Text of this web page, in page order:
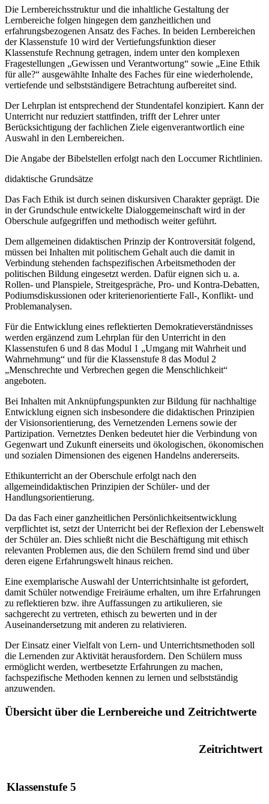
Die Lernbereichsstruktur und die inhaltliche Gestaltung der
Lernbereiche folgen hingegen dem ganzheitlichen und
erfahrungsbezogenen Ansatz des Faches. In beiden Lernbereichen
der Klassenstufe 10 wird der Vertiefungsfunktion dieser
Klassenstufe Rechnung getragen, indem unter den komplexen
Fragestellungen „Gewissen und Verantwortung“ sowie „Eine Ethik
für alle?“ ausgewählte Inhalte des Faches für eine wiederholende,
vertiefende und selbstständigere Betrachtung aufbereitet sind.
Der Lehrplan ist entsprechend der Stundentafel konzipiert. Kann der
Unterricht nur reduziert stattfinden, trifft der Lehrer unter
Berücksichtigung der fachlichen Ziele eigenverantwortlich eine
Auswahl in den Lernbereichen.
Die Angabe der Bibelstellen erfolgt nach den Loccumer Richtlinien.
didaktische Grundsätze
Das Fach Ethik ist durch seinen diskursiven Charakter geprägt. Die
in der Grundschule entwickelte Dialoggemeinschaft wird in der
Oberschule aufgegriffen und methodisch weiter geführt.
Dem allgemeinen didaktischen Prinzip der Kontroversität folgend,
müssen bei Inhalten mit politischem Gehalt auch die damit in
Verbindung stehenden fachspezifischen Arbeitsmethoden der
politischen Bildung eingesetzt werden. Dafür eignen sich u. a.
Rollen- und Planspiele, Streitgespräche, Pro- und Kontra-Debatten,
Podiumsdiskussionen oder kriterienorientierte Fall-, Konflikt- und
Problemanalysen.
Für die Entwicklung eines reflektierten Demokratieverständnisses
werden ergänzend zum Lehrplan für den Unterricht in den
Klassenstufen 6 und 8 das Modul 1 „Umgang mit Wahrheit und
Wahrnehmung“ und für die Klassenstufe 8 das Modul 2
„Menschrechte und Verbrechen gegen die Menschlichkeit“
angeboten.
Bei Inhalten mit Anknüpfungspunkten zur Bildung für nachhaltige
Entwicklung eignen sich insbesondere die didaktischen Prinzipien
der Visionsorientierung, des Vernetzenden Lernens sowie der
Partizipation. Vernetztes Denken bedeutet hier die Verbindung von
Gegenwart und Zukunft einerseits und ökologischen, ökonomischen
und sozialen Dimensionen des eigenen Handelns andererseits.
Ethikunterricht an der Oberschule erfolgt nach den
allgemeindidaktischen Prinzipien der Schüler- und der
Handlungsorientierung.
Da das Fach einer ganzheitlichen Persönlichkeitsentwicklung
verpflichtet ist, setzt der Unterricht bei der Reflexion der Lebenswelt
der Schüler an. Dies schließt nicht die Beschäftigung mit ethisch
relevanten Problemen aus, die den Schülern fremd sind und über
deren eigene Erfahrungswelt hinaus reichen.
Eine exemplarische Auswahl der Unterrichtsinhalte ist gefordert,
damit Schüler notwendige Freiräume erhalten, um ihre Erfahrungen
zu reflektieren bzw. ihre Auffassungen zu artikulieren, sie
sachgerecht zu vertreten, ethisch zu bewerten und in der
Auseinandersetzung mit anderen zu relativieren.
Der Einsatz einer Vielfalt von Lern- und Unterrichtsmethoden soll
die Lernenden zur Aktivität herausfordern. Den Schülern muss
ermöglicht werden, wertbesetzte Erfahrungen zu machen,
fachspezifische Methoden kennen zu lernen und selbstständig
anzuwenden.
Übersicht über die Lernbereiche und Zeitrichtwerte
Zeitrichtwert
Klassenstufe 5